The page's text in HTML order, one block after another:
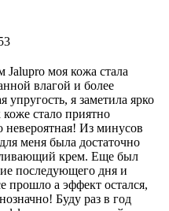
Jalupro моя кожа стала
влагой и более
упругость, я заметила ярко
стало приятно
невероятная! Из минусов
меня была достаточно
крем. Еще был
последующего дня и
прошло а эффект остался,
Буду раз в год